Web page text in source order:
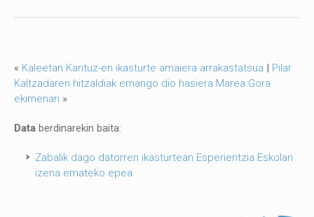
« Kaleetan Kantuz-en ikasturte amaiera arrakastatsua
Pilar
Kaltzadaren hitzaldiak emango dio hasiera Marea Gora
ekimenari »
Data berdinarekin baita:
Zabalik dago datorren ikasturtean Esperientzia Eskolan
izena emateko epea